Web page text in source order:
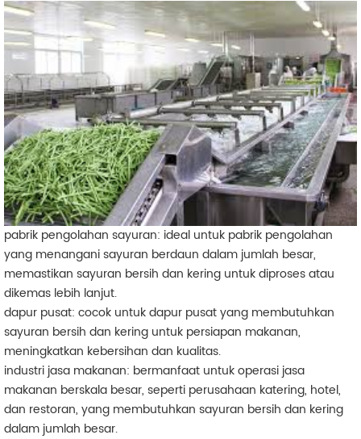
pabrik pengolahan sayuran: ideal untuk pabrik pengolahan
yang menangani sayuran berdaun dalam jumlah besar,
memastikan sayuran bersih dan kering untuk diproses atau
dikemas lebih lanjut.
dapur pusat: cocok untuk dapur pusat yang membutuhkan
sayuran bersih dan kering untuk persiapan makanan,
meningkatkan kebersihan dan kualitas.
industri jasa makanan: bermanfaat untuk operasi jasa
makanan berskala besar, seperti perusahaan katering, hotel,
dan restoran, yang membutuhkan sayuran bersih dan kering
dalam jumlah besar.